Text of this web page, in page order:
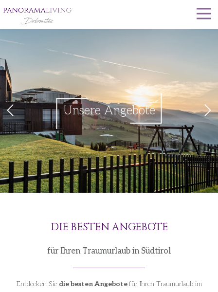
Unsere Angebote
DIE BESTEN ANGEBOTE
für Ihren Traumurlaub in Südtirol
Entdecken Sie die besten Angebotefür Ihren Traumurlaub im